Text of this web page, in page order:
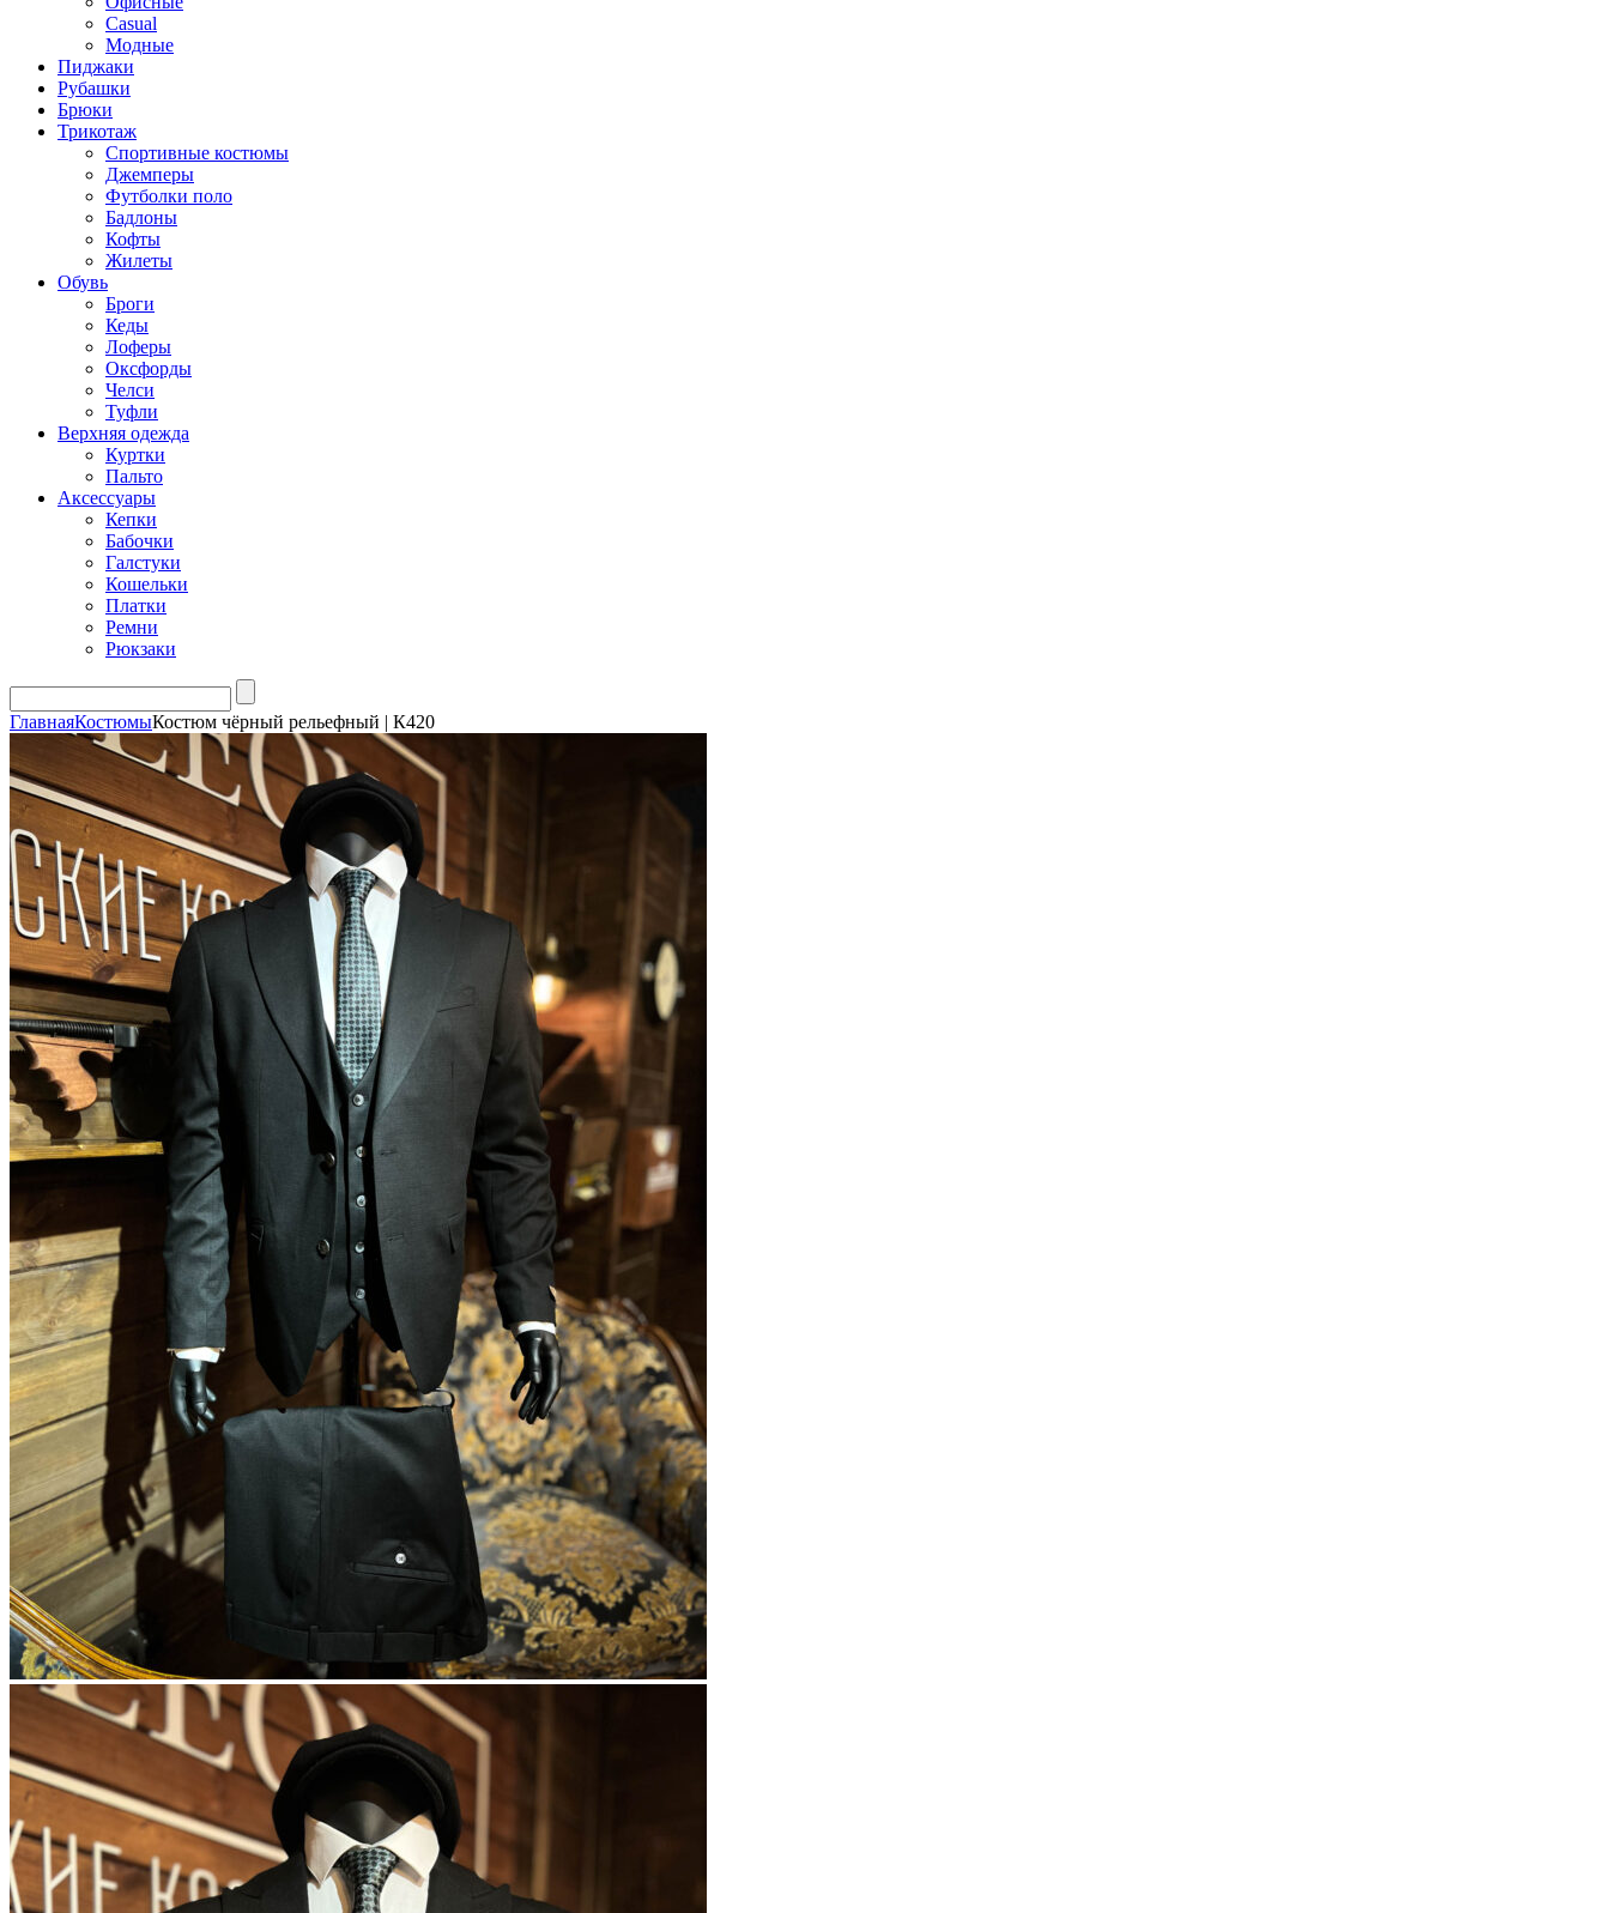
Casual
Модные
Пиджаки
Рубашки
Брюки
Трикотаж
Спортивные костюмы
Джемперы
Футболки поло
Бадлоны
Кофты
Жилеты
Обувь
Броги
Кеды
Лоферы
Оксфорды
Челси
Туфли
Верхняя одежда
Куртки
Пальто
Аксессуары
Кепки
Бабочки
Галстуки
Кошельки
Платки
Ремни
Рюкзаки
ГлавнаяКостюмыКостюм чёрный рельефный | К420